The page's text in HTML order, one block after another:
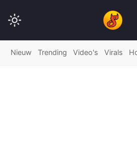
Nieuw Trending Video's Virals